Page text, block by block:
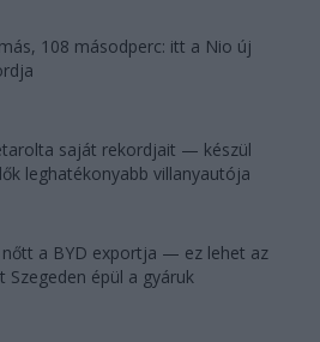
108 másodperc: itt a Nio új
saját rekordjait — készül
leghatékonyabb villanyautója
nőtt a BYD exportja — ez lehet az
Szegeden épül a gyáruk